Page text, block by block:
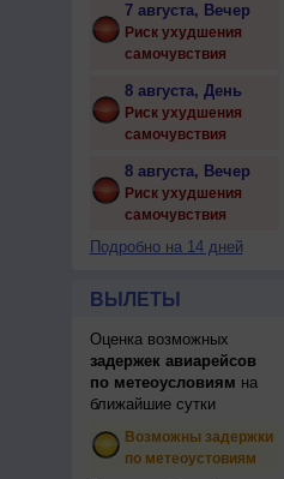
7 августа, Вечер
Риск ухудшения
самочувствия
8 августа, День
Риск ухудшения
самочувствия
8 августа, Вечер
Риск ухудшения
самочувствия
Подробно на 14 дней
ВЫЛЕТЫ
Оценка возможных
задержек авиарейсов
по метеоусловиям на
ближайшие сутки
Возможны задержки
по метеоустовиям